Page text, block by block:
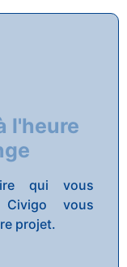
l'heure
qui vous
vous
projet.